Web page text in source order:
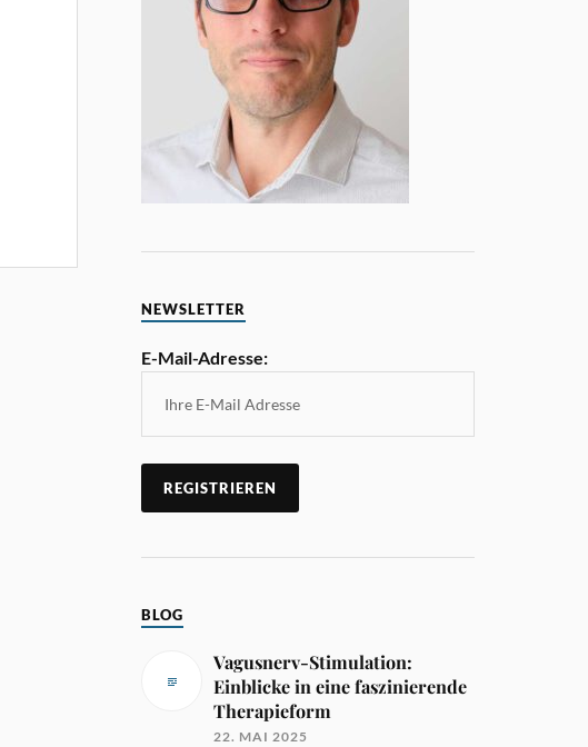
NEWSLETTER
E-Mail-Adresse:
BLOG
Vagusnerv-Stimulation:
Einblicke in eine faszinierende
Therapieform
22. MAI 2025